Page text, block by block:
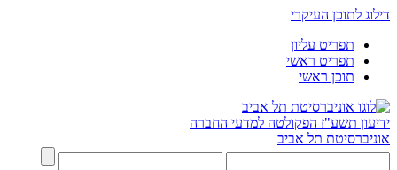
דילוג לתוכן העיקרי
תפריט עליון
תפריט ראשי
תוכן ראשי
ידיעון תשע"ז הפקולטה למדעי החברה
אוניברסיטת תל אביב